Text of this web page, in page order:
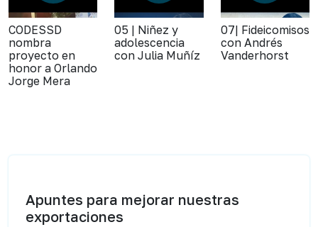
CODESSD
nombra
proyecto en
honor a Orlando
Jorge Mera
05 | Niñez y
adolescencia
con Julia Muñíz
07| Fideicomisos
con Andrés
Vanderhorst
Apuntes para mejorar nuestras
exportaciones